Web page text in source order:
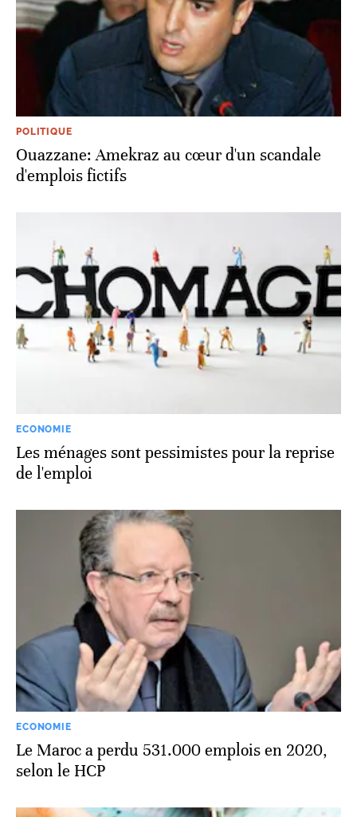
POLITIQUE
Ouazzane: Amekraz au cœur d'un scandale
d'emplois fictifs
ECONOMIE
Les ménages sont pessimistes pour la reprise
de l'emploi
ECONOMIE
Le Maroc a perdu 531.000 emplois en 2020,
selon le HCP